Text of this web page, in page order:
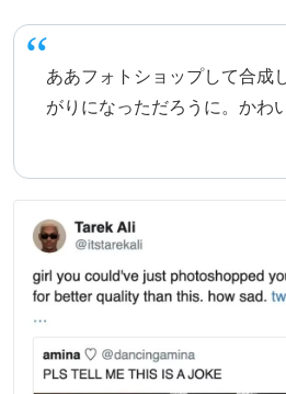
ああフォトショップして合成
がりになっただろうに。かわ